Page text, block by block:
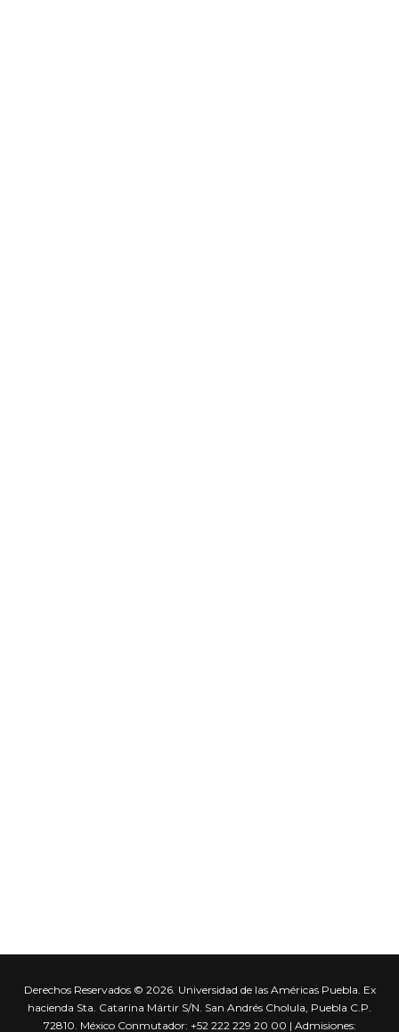
Derechos Reservados © 2026. Universidad de las Américas Puebla. Ex
hacienda Sta. Catarina Mártir S/N. San Andrés Cholula, Puebla C.P.
72810. México Conmutador: +52 222 229 20 00 | Admisiones: